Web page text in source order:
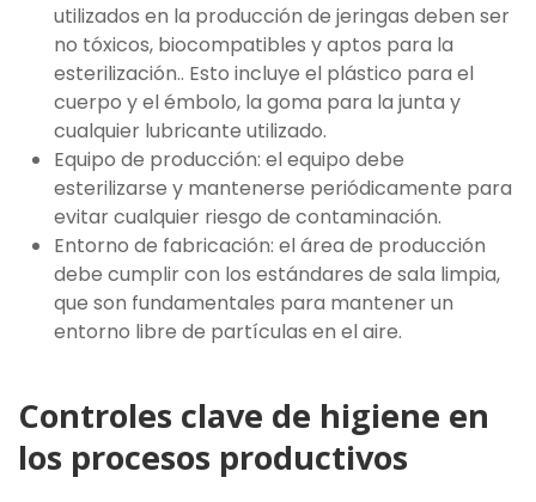
utilizados en la producción de jeringas deben ser
no tóxicos, biocompatibles y aptos para la
esterilización.. Esto incluye el plástico para el
cuerpo y el émbolo, la goma para la junta y
cualquier lubricante utilizado.
Equipo de producción: el equipo debe
esterilizarse y mantenerse periódicamente para
evitar cualquier riesgo de contaminación.
Entorno de fabricación: el área de producción
debe cumplir con los estándares de sala limpia,
que son fundamentales para mantener un
entorno libre de partículas en el aire.
Controles clave de higiene en
los procesos productivos